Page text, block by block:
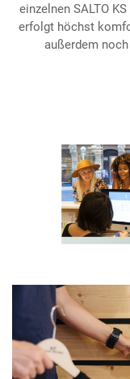
einzelnen SALTO
erfolgt höchst
außerdem